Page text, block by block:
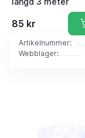
85 kr
Artikelnummer:
Webblager: